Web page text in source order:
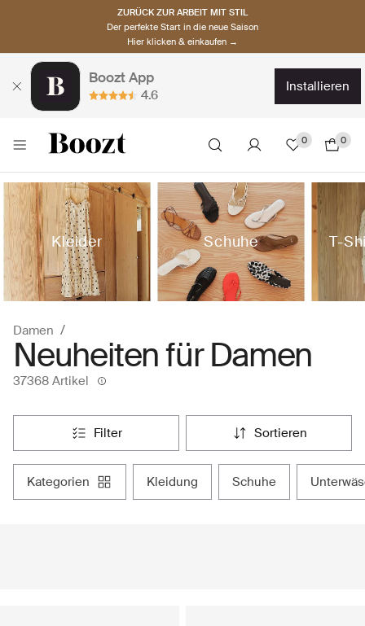
ZURÜCK ZUR ARBEIT MIT STIL
Der perfekte Start in die neue Saison
Hier klicken & einkaufen →
Boozt App
4.6
installieren
0 0
Kleider Schuhe T-
Damen
Neuheiten für Damen
37368 Artikel
filter sortieren
kategorien kleidung schuhe